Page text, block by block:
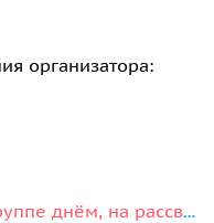
организатора:
На плато Бермамыт в мини-группе днём, на рассвете или закате